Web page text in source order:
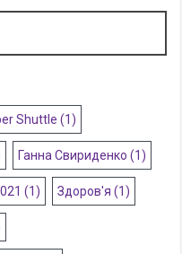
Shuttle (1)
Ганна Свириденко (1)
(1) Здоров'я (1)